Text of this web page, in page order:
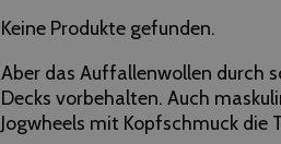
Keine Produkte gefunden.
Aber das Auffallenwollen durch
Decks vorbehalten. Auch
Jogwheels mit Kopfschmuck die